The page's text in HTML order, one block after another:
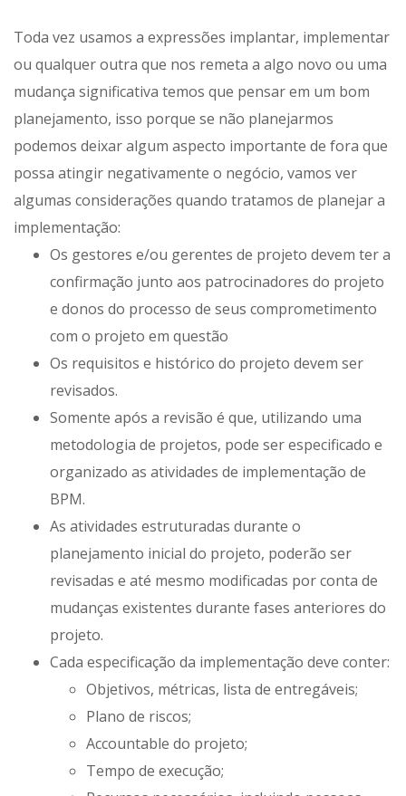
Toda vez usamos a expressões implantar, implementar
ou qualquer outra que nos remeta a algo novo ou uma
mudança significativa temos que pensar em um bom
planejamento, isso porque se não planejarmos
podemos deixar algum aspecto importante de fora que
possa atingir negativamente o negócio, vamos ver
algumas considerações quando tratamos de planejar a
implementação:
Os gestores e/ou gerentes de projeto devem ter a
confirmação junto aos patrocinadores do projeto
e donos do processo de seus comprometimento
com o projeto em questão
Os requisitos e histórico do projeto devem ser
revisados.
Somente após a revisão é que, utilizando uma
metodologia de projetos, pode ser especificado e
organizado as atividades de implementação de
BPM.
As atividades estruturadas durante o
planejamento inicial do projeto, poderão ser
revisadas e até mesmo modificadas por conta de
mudanças existentes durante fases anteriores do
projeto.
Cada especificação da implementação deve conter:
Objetivos, métricas, lista de entregáveis;
Plano de riscos;
Accountable do projeto;
Tempo de execução;